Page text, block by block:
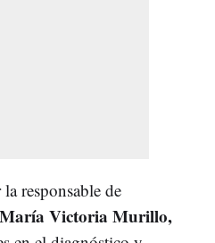
responsable de
María Victoria Murillo,